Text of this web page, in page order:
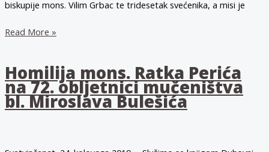
biskupije mons. Vilim Grbac te tridesetak svećenika, a misi je
“Neka
Miroslav
bude
uzor
svećenik
Read More »
Homilija mons. Ratka Perića
na 72. obljetnici mučeništva
bl. Miroslava Bulešića